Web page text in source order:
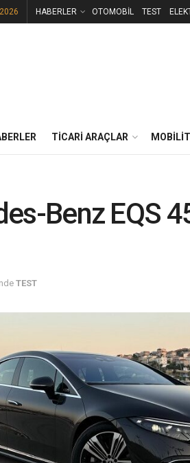
HABERLER OTOMOBİL TEST
TİCARİ ARAÇLAR
Benz EQS
TEST